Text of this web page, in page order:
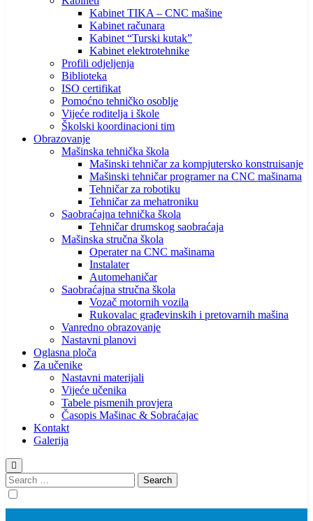
Kabinet TIKA – CNC mašine
Kabinet računara
Kabinet “Turski kutak”
Kabinet elektrotehnike
Profili odjeljenja
Biblioteka
ISO certifikat
Pomoćno tehničko osoblje
Vijeće roditelja i škole
Školski koordinacioni tim
Obrazovanje
Mašinska tehnička škola
Mašinski tehničar za kompjutersko konstruisanje
Mašinski tehničar programer na CNC mašinama
Tehničar za robotiku
Tehničar za mehatroniku
Saobraćajna tehnička škola
Tehničar drumskog saobraćaja
Mašinska stručna škola
Operater na CNC mašinama
Instalater
Automehaničar
Saobraćajna stručna škola
Vozač motornih vozila
Rukovalac građevinskih i pretovarnih mašina
Vanredno obrazovanje
Nastavni planovi
Oglasna ploča
Za učenike
Nastavni materijali
Vijeće učenika
Tabele pismenih provjera
Časopis Mašinac & Sobraćajac
Kontakt
Galerija
Search
for: